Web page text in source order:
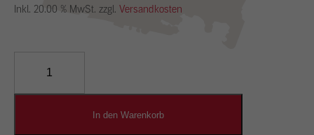
Inkl. 20.00 % MwSt. zzgl. Versandkosten
Designputz
In den Warenkorb